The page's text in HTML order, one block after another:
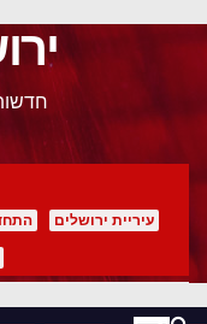
עיריית ירושלים